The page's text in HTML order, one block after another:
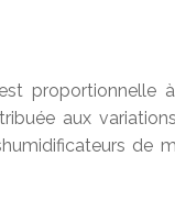
aux
de